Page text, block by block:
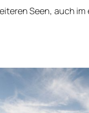
Seen, auch